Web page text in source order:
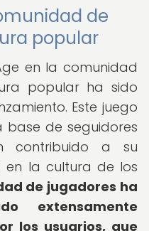
de
popular
en la comunidad
popular ha sido
Este juego
de seguidores
contribuido a su
en la cultura de los
de jugadores ha
extensamente
los usuarios, que